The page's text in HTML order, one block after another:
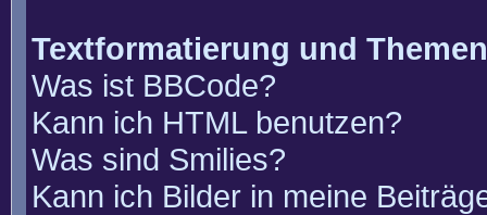
Textformatierung und
Was ist BBCode?
Kann ich HTML benutzen?
Was sind Smilies?
Kann ich Bilder in meine